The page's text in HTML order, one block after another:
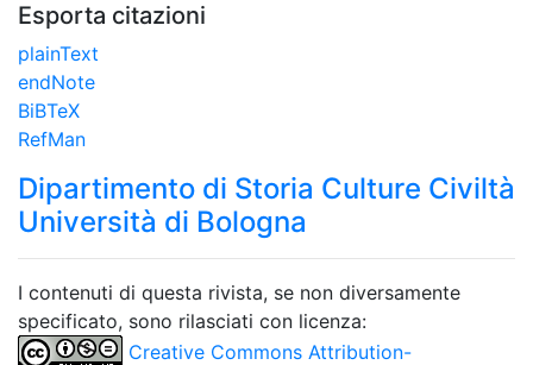
Esporta citazioni
plainText
endNote
BiBTeX
RefMan
Dipartimento di Storia Culture Civiltà
Università di Bologna
I contenuti di questa rivista, se non diversamente
specificato, sono rilasciati con licenza:
Creative Commons Attribution-